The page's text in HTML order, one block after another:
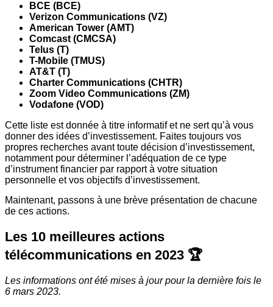
BCE (BCE)
Verizon Communications (VZ)
American Tower (AMT)
Comcast (CMCSA)
Telus (T)
T-Mobile (TMUS)
AT&T (T)
Charter Communications (CHTR)
Zoom Video Communications (ZM)
Vodafone (VOD)
Cette liste est donnée à titre informatif et ne sert qu’à vous
donner des idées d’investissement. Faites toujours vos
propres recherches avant toute décision d’investissement,
notamment pour déterminer l’adéquation de ce type
d’instrument financier par rapport à votre situation
personnelle et vos objectifs d’investissement.
Maintenant, passons à une brève présentation de chacune
de ces actions.
Les 10 meilleures actions
télécommunications en 2023 🏆
Les informations ont été mises à jour pour la dernière fois le
6 mars 2023.